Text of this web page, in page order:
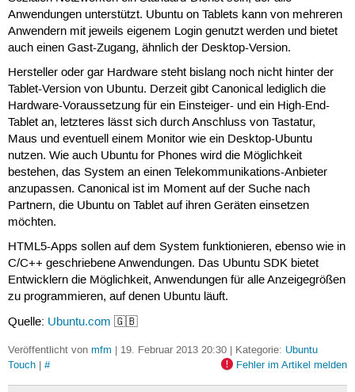
Anwendungen unterstützt. Ubuntu on Tablets kann von mehreren
Anwendern mit jeweils eigenem Login genutzt werden und bietet
auch einen Gast-Zugang, ähnlich der Desktop-Version.
Hersteller oder gar Hardware steht bislang noch nicht hinter der
Tablet-Version von Ubuntu. Derzeit gibt Canonical lediglich die
Hardware-Voraussetzung für ein Einsteiger- und ein High-End-
Tablet an, letzteres lässt sich durch Anschluss von Tastatur,
Maus und eventuell einem Monitor wie ein Desktop-Ubuntu
nutzen. Wie auch Ubuntu for Phones wird die Möglichkeit
bestehen, das System an einen Telekommunikations-Anbieter
anzupassen. Canonical ist im Moment auf der Suche nach
Partnern, die Ubuntu on Tablet auf ihren Geräten einsetzen
möchten.
HTML5-Apps sollen auf dem System funktionieren, ebenso wie in
C/C++ geschriebene Anwendungen. Das Ubuntu SDK bietet
Entwicklern die Möglichkeit, Anwendungen für alle Anzeigegrößen
zu programmieren, auf denen Ubuntu läuft.
Quelle: Ubuntu.com 🇬🇧
Veröffentlicht von mfm | 19. Februar 2013 20:30 | Kategorie: Ubuntu
Touch| # Fehler im Artikel melden